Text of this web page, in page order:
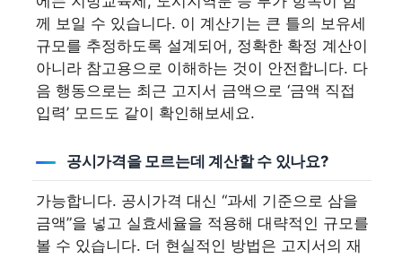
께 보일 수 있습니다. 이 계산기는 큰 틀의 보유세
규모를 추정하도록 설계되어, 정확한 확정 계산이
아니라 참고용으로 이해하는 것이 안전합니다. 다
음 행동으로는 최근 고지서 금액으로 ‘금액 직접
입력’ 모드도 같이 확인해보세요.
공시가격을 모르는데 계산할 수 있나요?
가능합니다. 공시가격 대신 “과세 기준으로 삼을
금액”을 넣고 실효세율을 적용해 대략적인 규모를
볼 수 있습니다. 더 현실적인 방법은 고지서의 재